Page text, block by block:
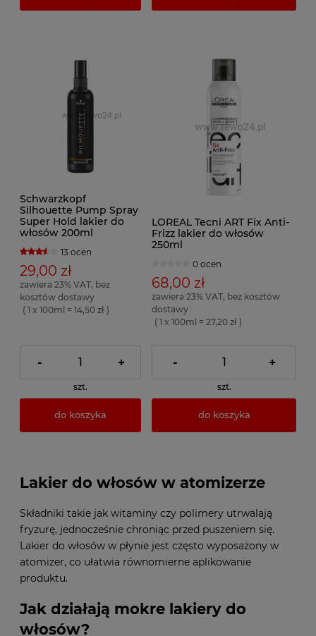
Schwarzkopf
Silhouette Pump Spray
Super Hold lakier do
włosów 200ml
13 ocen
29,00 zł
zawiera 23% VAT, bez
kosztów dostawy
( 1 x 100ml = 14,50 zł )
- +
szt.
do koszyka
LOREAL Tecni ART Fix Anti-
Frizz lakier do włosów
250ml
0 ocen
68,00 zł
zawiera 23% VAT, bez kosztów
dostawy
( 1 x 100ml = 27,20 zł )
- +
szt.
do koszyka
Lakier do włosów w atomizerze
Składniki takie jak witaminy czy polimery utrwalają
fryzurę, jednocześnie chroniąc przed puszeniem się.
Lakier do włosów w płynie jest często wyposażony w
atomizer, co ułatwia równomierne aplikowanie
produktu.
Jak działają mokre lakiery do
włosów?